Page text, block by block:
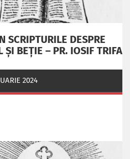
SCRIPTURILE DESPRE
ȘI BEȚIE – PR. IOSIF TRIFA
2024